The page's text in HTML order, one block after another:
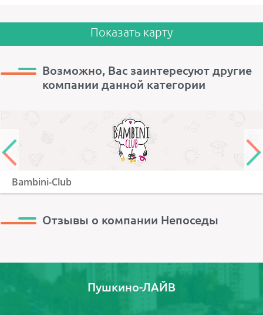
Показать карту
Возможно, Вас заинтересуют другие
компании данной категории
Bambini-Club
Отзывы о компании Непоседы
Пушкино-ЛАЙВ